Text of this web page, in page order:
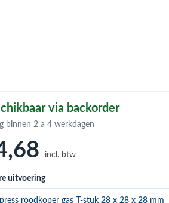
via backorder
binnen 2 a 4 werkdagen
,68 incl. btw
uitvoering